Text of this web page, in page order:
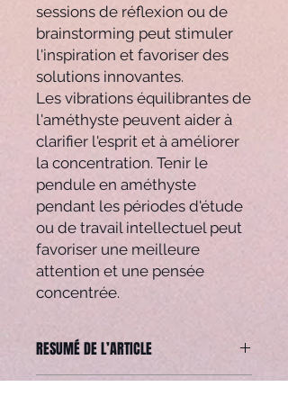
sessions de réflexion ou de
brainstorming peut stimuler
l'inspiration et favoriser des
solutions innovantes.
Les vibrations équilibrantes de
l'améthyste peuvent aider à
clarifier l'esprit et à améliorer
la concentration. Tenir le
pendule en améthyste
pendant les périodes d'étude
ou de travail intellectuel peut
favoriser une meilleure
attention et une pensée
concentrée.
RESUMÉ DE L’ARTICLE
Pendule améthyste vendu seul.